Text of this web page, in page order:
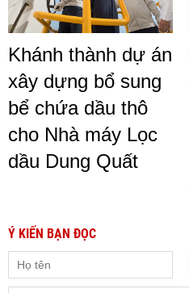
Khánh thành dự án
xây dựng bổ sung
bể chứa dầu thô
cho Nhà máy Lọc
dầu Dung Quất
Ý KIẾN BẠN ĐỌC